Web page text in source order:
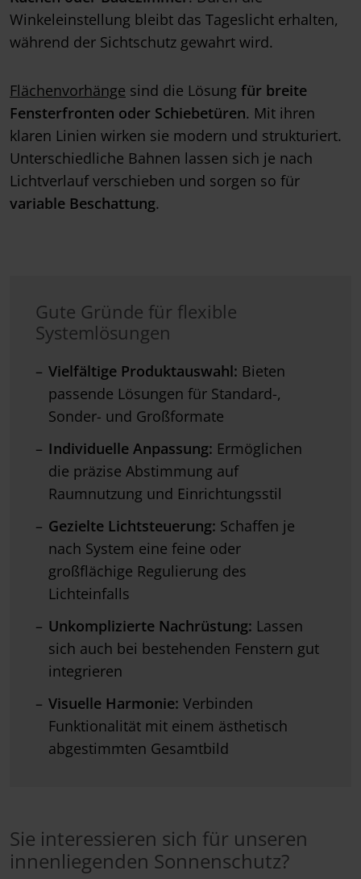
Winkeleinstellung bleibt das Tageslicht erhalten,
während der Sichtschutz gewahrt wird.
Flächenvorhänge sind die Lösung für breite
Fensterfronten oder Schiebetüren. Mit ihren
klaren Linien wirken sie modern und strukturiert.
Unterschiedliche Bahnen lassen sich je nach
Lichtverlauf verschieben und sorgen so für
variable Beschattung.
Gute Gründe für flexible
Systemlösungen
Vielfältige Produktauswahl: Bieten
passende Lösungen für Standard-,
Sonder- und Großformate
Individuelle Anpassung: Ermöglichen
die präzise Abstimmung auf
Raumnutzung und Einrichtungsstil
Gezielte Lichtsteuerung: Schaffen je
nach System eine feine oder
großflächige Regulierung des
Lichteinfalls
Unkomplizierte Nachrüstung: Lassen
sich auch bei bestehenden Fenstern gut
integrieren
Visuelle Harmonie: Verbinden
Funktionalität mit einem ästhetisch
abgestimmten Gesamtbild
Sie interessieren sich für unseren
innenliegenden Sonnenschutz?